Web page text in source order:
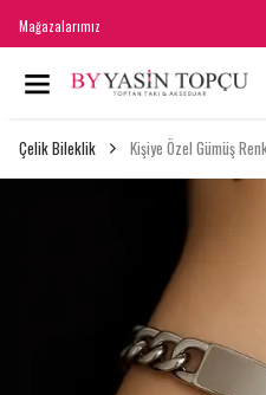
Mağazalarımız
Çelik Bileklik Kişiye Özel Gümüş